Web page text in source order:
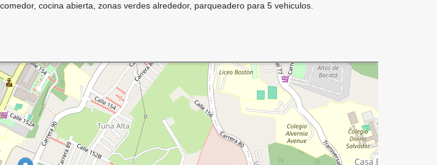
cocina abierta, zonas verdes alrededor, parqueadero para 5 vehiculos.